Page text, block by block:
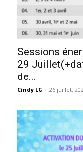
Sessions
29
de...
Cindy LG - 26 juillet,